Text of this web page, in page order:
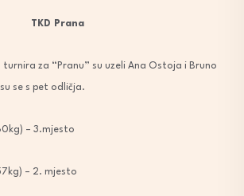
za “Pranu” su uzeli Ana Ostoja i Bruno
se s pet odličja.
– 3.mjesto
– 2. mjesto